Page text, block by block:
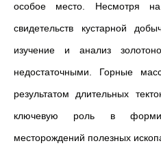
особое место. Несмотря
свидетельств кустарной
изучение и анализ
недостаточными. Горные
результатом длительных
ключевую роль в
месторождений полезных